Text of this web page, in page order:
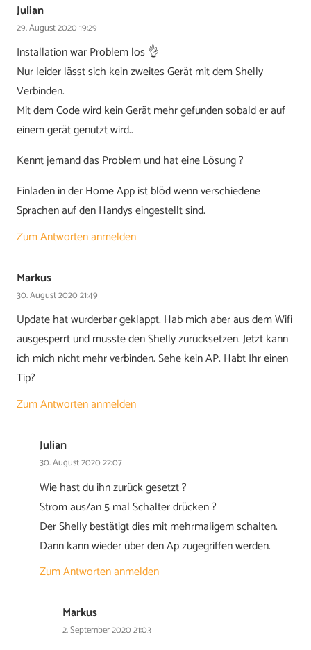
Julian
29. August 2020 19:29
Installation war Problem los 👌
Nur leider lässt sich kein zweites Gerät mit dem Shelly
Verbinden.
Mit dem Code wird kein Gerät mehr gefunden sobald er auf
einem gerät genutzt wird..
Kennt jemand das Problem und hat eine Lösung ?
Einladen in der Home App ist blöd wenn verschiedene
Sprachen auf den Handys eingestellt sind.
Zum Antworten anmelden
Markus
30. August 2020 21:49
Update hat wurderbar geklappt. Hab mich aber aus dem Wifi
ausgesperrt und musste den Shelly zurücksetzen. Jetzt kann
ich mich nicht mehr verbinden. Sehe kein AP. Habt Ihr einen
Tip?
Zum Antworten anmelden
Julian
30. August 2020 22:07
Wie hast du ihn zurück gesetzt ?
Strom aus/an 5 mal Schalter drücken ?
Der Shelly bestätigt dies mit mehrmaligem schalten.
Dann kann wieder über den Ap zugegriffen werden.
Zum Antworten anmelden
Markus
2. September 2020 21:03